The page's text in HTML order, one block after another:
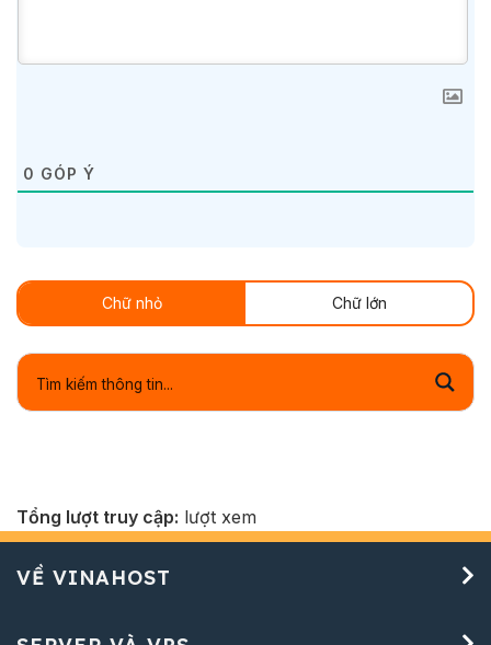
0 GÓP Ý
Chữ nhỏ Chữ lớn
Tổng lượt truy cập: lượt xem
VỀ VINAHOST